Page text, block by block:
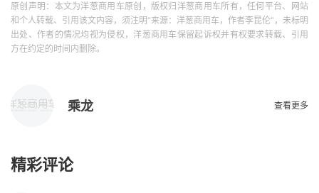
原创声明：本文为洋葱商用车原创，版权归洋葱商用车所有，任何平台、网站
和个人转载、引用该文内容，须注明“来源：洋葱商用车，作者李昆伦”，未标明
出处、作者的情况均视为侵权，洋葱商用车保留起诉权并有权要求转载、引用
方在约定的时间内删除。
乘龙 查看更多
精彩评论